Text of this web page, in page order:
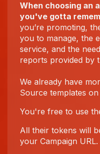
When choosing an
you've gotta
you’re promoting,
you to manage, the
service, and the
reports provided by
We already have
Source templates
You're free to use
All their tokens will
your Campaign URL.